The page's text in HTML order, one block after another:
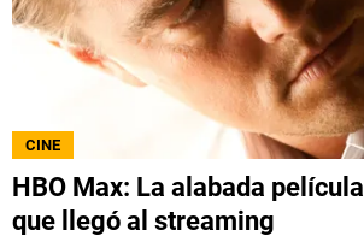
CINE
HBO Max: La alabada
que llegó al streaming